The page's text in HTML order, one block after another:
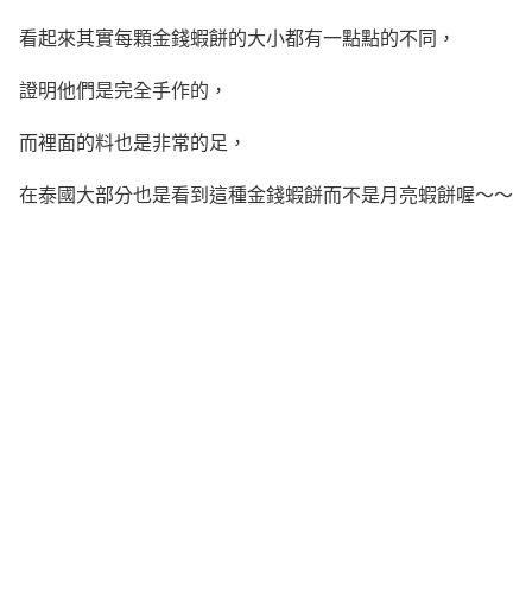
看起來其實每顆金錢蝦餅的大小都有一點點的不同，
證明他們是完全手作的，
而裡面的料也是非常的足，
在泰國大部分也是看到這種金錢蝦餅而不是月亮蝦餅喔～～